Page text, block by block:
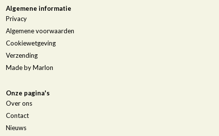
Algemene informatie
Privacy
Algemene voorwaarden
Cookiewetgeving
Verzending
Made by Marlon
Onze pagina's
Over ons
Contact
Nieuws